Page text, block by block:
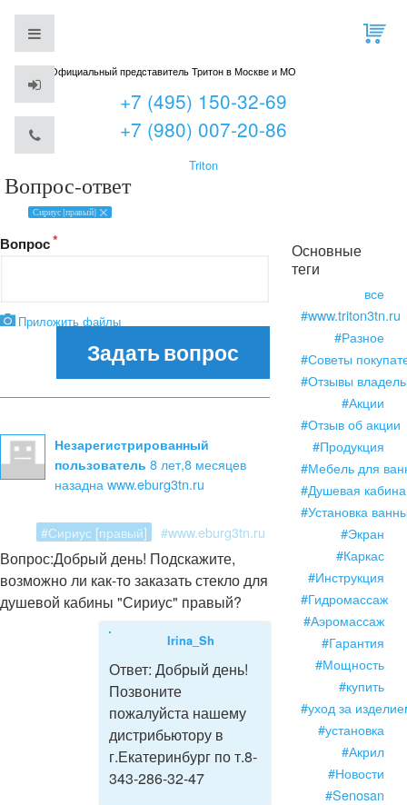
Официальный представитель Тритон в Москве и МО
+7 (495) 150-32-69
+7 (980) 007-20-86
Triton
Вопрос-ответ
Сириус [правый]
Вопрос
Приложить файлы
Задать вопрос
Незарегистрированный
пользователь 8 лет,8 месяцев
назадна www.eburg3tn.ru
#Сириус [правый] #www.eburg3tn.ru
Вопрос:Добрый день! Подскажите,
возможно ли как-то заказать стекло для
душевой кабины "Сириус" правый?
Irina_Sh
Ответ: Добрый день!
Позвоните
пожалуйста нашему
дистрибьютору в
г.Екатеринбург по т.8-
343-286-32-47
Основные
теги
все
#www.triton3tn.ru
#Разное
#Советы
#Отзывы
#Акции
#Отзыв об акции
#Продукция
#Мебель для
#Душевая кабина
#Установка
#Экран
#Каркас
#Инструкция
#Гидромассаж
#Аэромассаж
#Гарантия
#Мощность
#купить
#уход за
#установка
#Акрил
#Новости
#Senosan